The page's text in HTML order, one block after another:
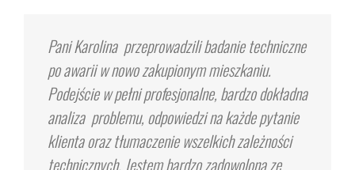
Pani Karolina przeprowadzili badanie techniczne
po awarii w nowo zakupionym mieszkaniu.
Podejście w pełni profesjonalne, bardzo dokładna
analiza problemu, odpowiedzi na każde pytanie
klienta oraz tłumaczenie wszelkich zależności
technicznych. Jestem bardzo zadowolona ze